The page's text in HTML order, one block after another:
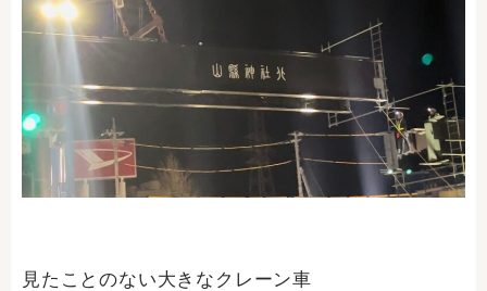
見たことのない大きなクレーン車